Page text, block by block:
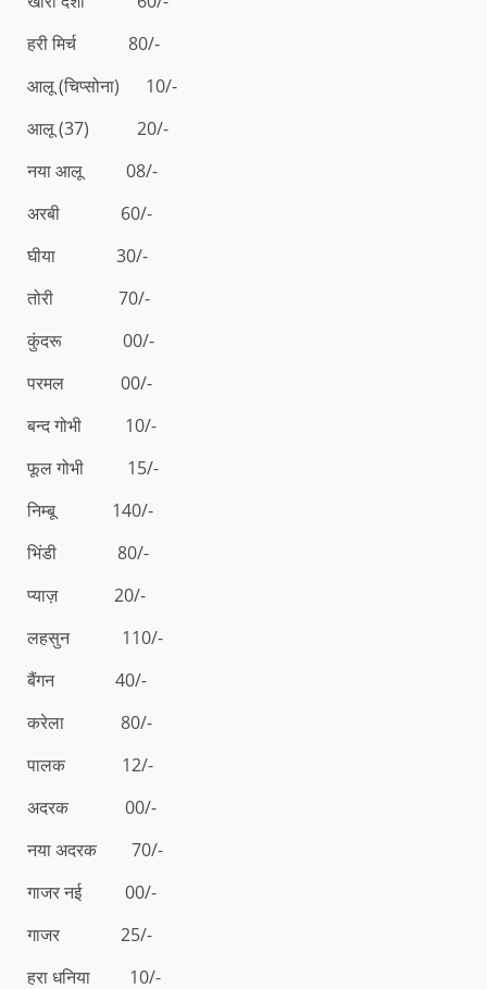
हरी मिर्च 80/-
आलू (चिप्सोना) 10/-
आलू (37) 20/-
नया आलू 08/-
अरबी 60/-
घीया 30/-
तोरी 70/-
कुंदरू 00/-
परमल 00/-
बन्द गोभी 10/-
फूल गोभी 15/-
निम्बू 140/-
भिंडी 80/-
प्याज़ 20/-
लहसुन 110/-
बैंगन 40/-
करेला 80/-
पालक 12/-
अदरक 00/-
नया अदरक 70/-
गाजर नई 00/-
गाजर 25/-
हरा धनिया 10/-